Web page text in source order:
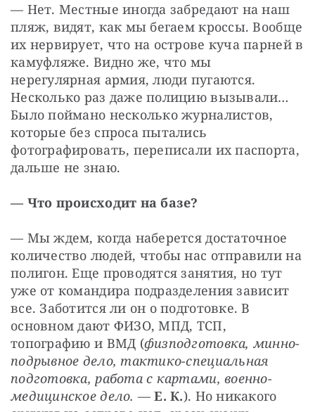
— Нет. Местные иногда забредают на наш
пляж, видят, как мы бегаем кроссы. Вообще
их нервирует, что на острове куча парней в
камуфляже. Видно же, что мы
нерегулярная армия, люди пугаются.
Несколько раз даже полицию вызывали…
Было поймано несколько журналистов,
которые без спроса пытались
фотографировать, переписали их паспорта,
дальше не знаю.
— Что происходит на базе?
— Мы ждем, когда наберется достаточное
количество людей, чтобы нас отправили на
полигон. Еще проводятся занятия, но тут
уже от командира подразделения зависит
все. Заботится ли он о подготовке. В
основном дают ФИЗО, МПД, ТСП,
топографию и ВМД (физподготовка, минно-
подрывное дело, тактико-специальная
подготовка, работа с картами, военно-
медицинское дело. — Е. К.). Но никакого